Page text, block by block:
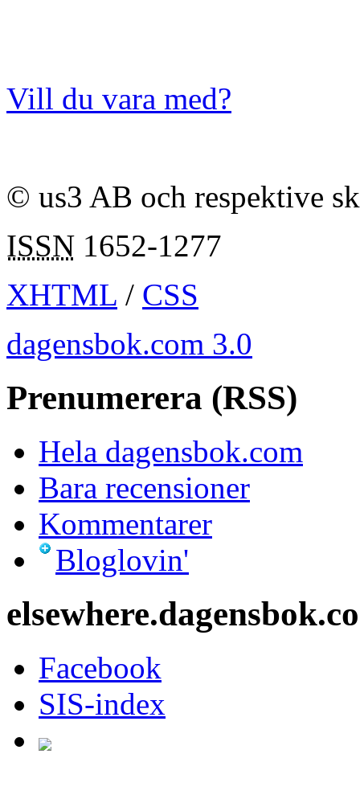
Vill du vara med?
© us3 AB och respektive
ISSN 1652-1277
XHTML / CSS
dagensbok.com 3.0
Prenumerera (RSS)
Hela dagensbok.com
Bara recensioner
Kommentarer
Bloglovin'
Facebook
SIS-index